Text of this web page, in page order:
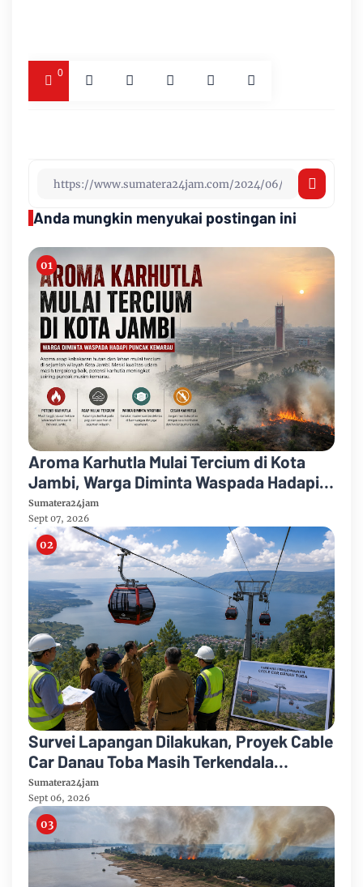
0
Anda mungkin menyukai postingan ini
Aroma Karhutla Mulai Tercium di Kota
Jambi, Warga Diminta Waspada Hadapi
Puncak Kemarau
Sumatera24jam
Sept 07, 2026
Survei Lapangan Dilakukan, Proyek Cable
Car Danau Toba Masih Terkendala
Pembebasan BPHTB di Sebagian Lahan
Sumatera24jam
Sept 06, 2026